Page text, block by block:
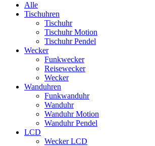
Alle
Tischuhren
Tischuhr
Tischuhr Motion
Tischuhr Pendel
Wecker
Funkwecker
Reisewecker
Wecker
Wanduhren
Funkwanduhr
Wanduhr
Wanduhr Motion
Wanduhr Pendel
LCD
Wecker LCD